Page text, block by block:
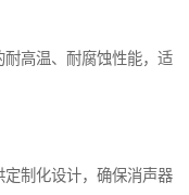
高温、耐腐蚀性能，适
制化设计，确保消声器